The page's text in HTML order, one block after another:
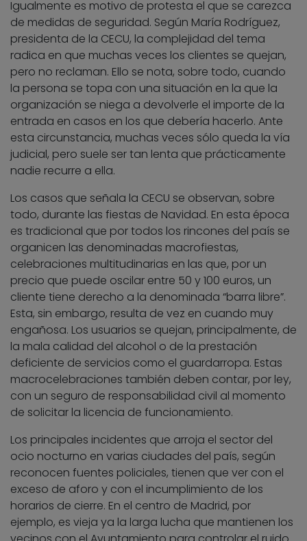
Igualmente es motivo de protesta el que se carezca
de medidas de seguridad. Según María Rodríguez,
presidenta de la CECU, la complejidad del tema
radica en que muchas veces los clientes se quejan,
pero no reclaman. Ello se nota, sobre todo, cuando
la persona se topa con una situación en la que la
organización se niega a devolverle el importe de la
entrada en casos en los que debería hacerlo. Ante
esta circunstancia, muchas veces sólo queda la vía
judicial, pero suele ser tan lenta que prácticamente
nadie recurre a ella.
Los casos que señala la CECU se observan, sobre
todo, durante las fiestas de Navidad. En esta época
es tradicional que por todos los rincones del país se
organicen las denominadas macrofiestas,
celebraciones multitudinarias en las que, por un
precio que puede oscilar entre 50 y 100 euros, un
cliente tiene derecho a la denominada “barra libre”.
Esta, sin embargo, resulta de vez en cuando muy
engañosa. Los usuarios se quejan, principalmente, de
la mala calidad del alcohol o de la prestación
deficiente de servicios como el guardarropa. Estas
macrocelebraciones también deben contar, por ley,
con un seguro de responsabilidad civil al momento
de solicitar la licencia de funcionamiento.
Los principales incidentes que arroja el sector del
ocio nocturno en varias ciudades del país, según
reconocen fuentes policiales, tienen que ver con el
exceso de aforo y con el incumplimiento de los
horarios de cierre. En el centro de Madrid, por
ejemplo, es vieja ya la larga lucha que mantienen los